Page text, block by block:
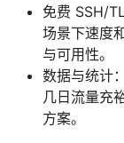
免费 SSH/
场景下速度
与可用性。
数据与统计
几日流量充
方案。